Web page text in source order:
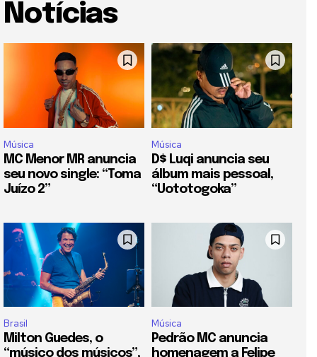
Notícias
Música
MC Menor MR anuncia
seu novo single: “Toma
Juízo 2”
Música
D$ Luqi anuncia seu
álbum mais pessoal,
“Uototogoka”
Brasil
Milton Guedes, o
“músico dos músicos”,
Música
Pedrão MC anuncia
homenagem a Felipe